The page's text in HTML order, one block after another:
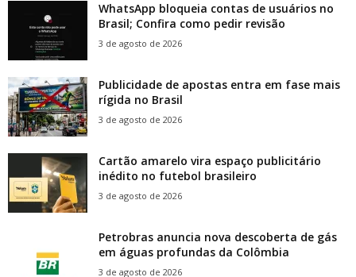
WhatsApp bloqueia contas de usuários no
Brasil; Confira como pedir revisão
3 de agosto de 2026
Publicidade de apostas entra em fase mais
rígida no Brasil
3 de agosto de 2026
Cartão amarelo vira espaço publicitário
inédito no futebol brasileiro
3 de agosto de 2026
Petrobras anuncia nova descoberta de gás
em águas profundas da Colômbia
3 de agosto de 2026